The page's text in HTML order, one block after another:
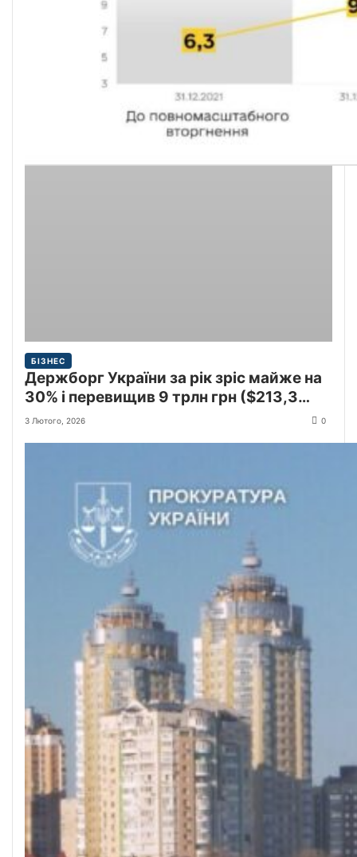
БІЗНЕС
Держборг України за рік зріс майже на
30% і перевищив 9 трлн грн ($213,3
млрд)
3 Лютого, 2026 0